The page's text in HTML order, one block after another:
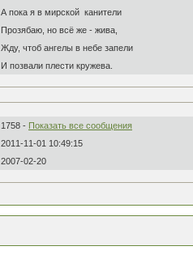
А пока я в мирской канители
Прозябаю, но всё же - жива,
Жду, чтоб ангелы в небе запели
И позвали плести кружева.
1758 - Показать все сообщения
2011-11-01 10:49:15
2007-02-20